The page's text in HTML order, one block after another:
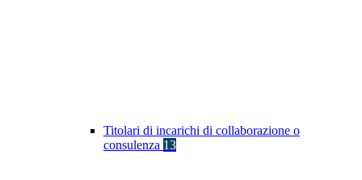
Titolari di incarichi di collaborazione o
consulenza 13